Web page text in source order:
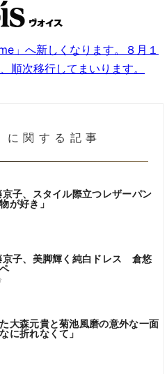
」へ新しくなります。８月１
順次移行してまいります。
に関する記事
子、スタイル際立つレザーパン
が好き」
京子、美脚輝く純白ドレス 倉悠
大森元貴と菊池風磨の意外な一面
に折れなくて」